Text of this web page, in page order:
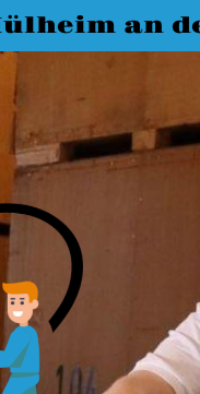
an